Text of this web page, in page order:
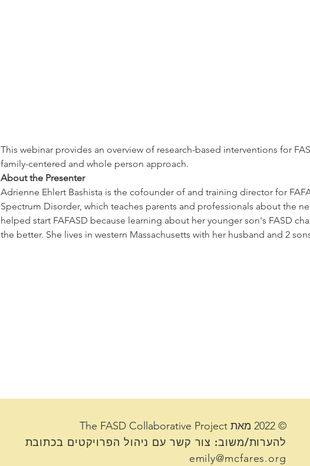
This webinar provides an overview of research-based interventions for
family-centered and whole person approach.
About the Presenter
Adrienne Ehlert Bashista is the cofounder of and training director for
Spectrum Disorder, which teaches parents and professionals about the
helped start FAFASD because learning about her younger son's FASD
the better. She lives in western Massachusetts with her husband and 2
© 2022 מאת The FASD Collaborative Project
להערות/משוב: צור קשר עם ניהול הפרויקטים בכתובת
emily@mcfares.org